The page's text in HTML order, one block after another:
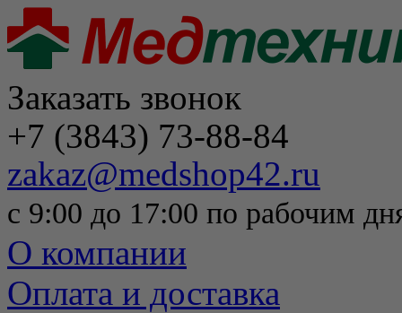
Заказать звонок
+7 (3843) 73-88-84
zakaz@medshop42.ru
с 9:00 до 17:00 по рабочим
О компании
Оплата и доставка